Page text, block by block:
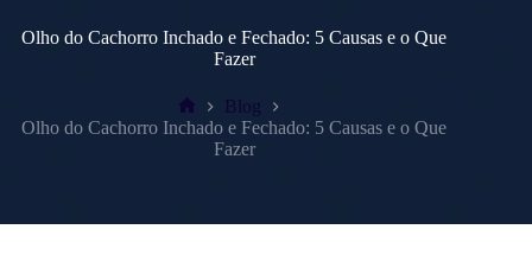
Olho do Cachorro Inchado e Fechado: 5 Causas e o Que
Fazer
Home
Blog
Olho do Cachorro Inchado e Fechado: 5 Causas e o Que
Fazer